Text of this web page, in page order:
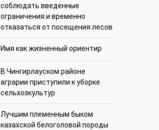
соблюдать введенные
ограничения и временно
отказаться от посещения лесов
Имя как жизненный ориентир
В Чингирлауском районе
аграрии приступили к уборке
сельхозкультур
Лучшим племенным быком
казахской белоголовой породы